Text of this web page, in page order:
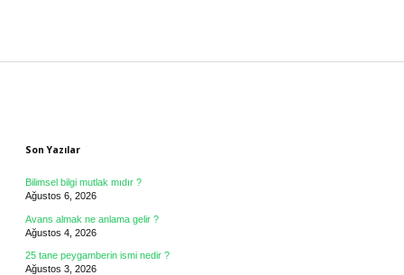
Son Yazılar
Bilimsel bilgi mutlak mıdır ?
Ağustos 6, 2026
Avans almak ne anlama gelir ?
Ağustos 4, 2026
25 tane peygamberin ismi nedir ?
Ağustos 3, 2026